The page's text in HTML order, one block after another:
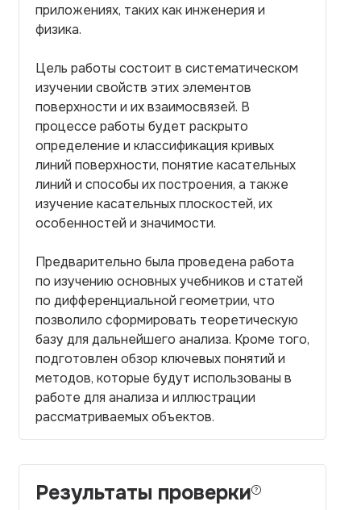
приложениях, таких как инженерия и
физика.
Цель работы состоит в систематическом
изучении свойств этих элементов
поверхности и их взаимосвязей. В
процессе работы будет раскрыто
определение и классификация кривых
линий поверхности, понятие касательных
линий и способы их построения, а также
изучение касательных плоскостей, их
особенностей и значимости.
Предварительно была проведена работа
по изучению основных учебников и статей
по дифференциальной геометрии, что
позволило сформировать теоретическую
базу для дальнейшего анализа. Кроме того,
подготовлен обзор ключевых понятий и
методов, которые будут использованы в
работе для анализа и иллюстрации
рассматриваемых объектов.
Результаты проверки